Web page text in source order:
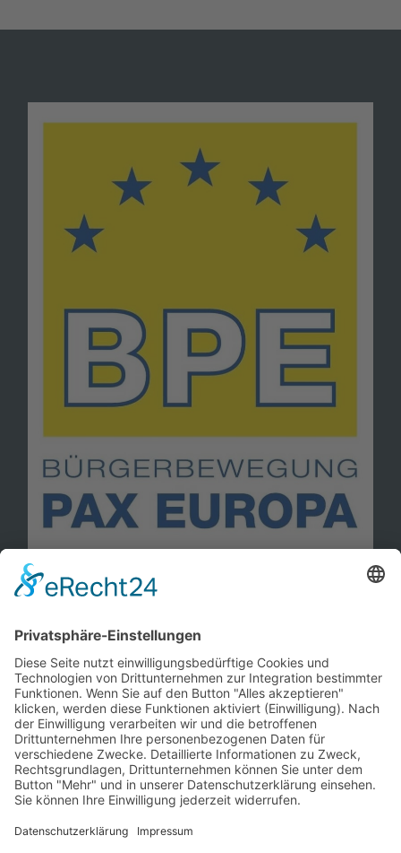
Kontakt
Mitglied werden!
Impressum
Datenschutz
Copyright 2023. All rights reserved.